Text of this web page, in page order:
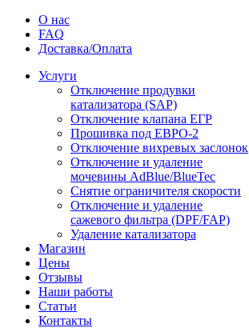
О нас
FAQ
Доставка/Оплата
Услуги
Отключение продувки
катализатора (SAP)
Отключение клапана ЕГР
Прошивка под ЕВРО-2
Отключение вихревых заслонок
Отключение и удаление
мочевины AdBlue/BlueTec
Снятие ограничителя скорости
Отключение и удаление
сажевого фильтра (DPF/FAP)
Удаление катализатора
Магазин
Цены
Отзывы
Наши работы
Статьи
Контакты